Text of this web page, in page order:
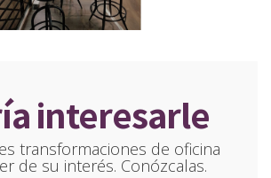
interesarle
transformaciones de oficina
de su interés. Conózcalas.